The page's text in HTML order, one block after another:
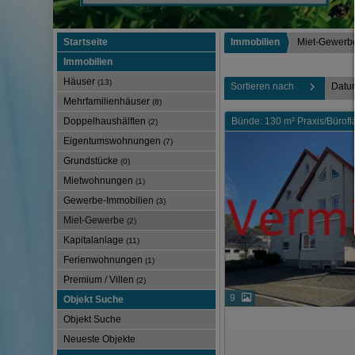
Startseite
Immobilien
Häuser(13)
Mehrfamilienhäuser(8)
Doppelhaushälften(2)
Eigentumswohnungen(7)
Grundstücke(0)
Mietwohnungen(1)
Gewerbe-Immobilien(3)
Miet-Gewerbe(2)
Kapitalanlage(11)
Ferienwohnungen(1)
Premium / Villen(2)
Objekt Suche
Objekt Suche
Neueste Objekte
Immobilien Miet-Gewerbe
Sortieren nach Datum
Bünde: 130 m² Praxis/
9